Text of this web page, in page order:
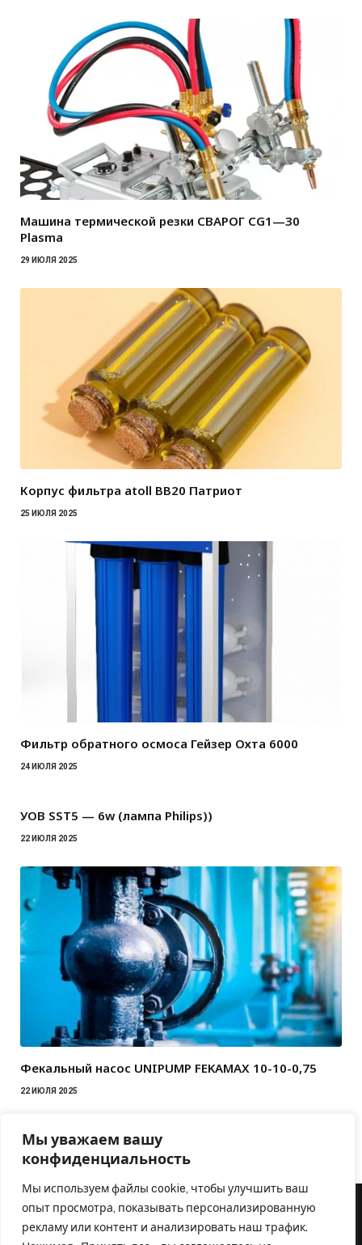
Мы уважаем вашу
конфиденциальность
Мы используем файлы cookie, чтобы улучшить ваш
опыт просмотра, показывать персонализированную
рекламу или контент и анализировать наш трафик.
Машина термической резки СВАРОГ CG1—30
Plasma
29 ИЮЛЯ 2025
Корпус фильтра atoll BB20 Патриот
25 ИЮЛЯ 2025
Фильтр обратного осмоса Гейзер Охта 6000
24 ИЮЛЯ 2025
УОВ SST5 — 6w (лампа Philips))
22 ИЮЛЯ 2025
Фекальный насос UNIPUMP FEKAMAX 10-10-0,75
22 ИЮЛЯ 2025